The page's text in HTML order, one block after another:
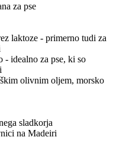
za pse
laktoze - primerno tudi za
- idealno za pse, ki so
olivnim oljem, morsko
sladkorja
na Madeiri